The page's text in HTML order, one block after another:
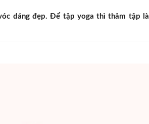
dáng đẹp. Để tập yoga thì thảm tập là